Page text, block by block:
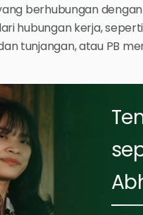
berhubungan
hubungan kerja,
tunjangan, atau PB